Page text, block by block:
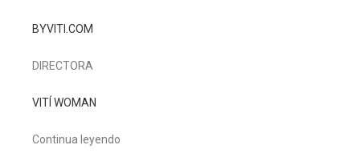
BYVITI.COM
DIRECTORA
VITÍ WOMAN
Continua leyendo